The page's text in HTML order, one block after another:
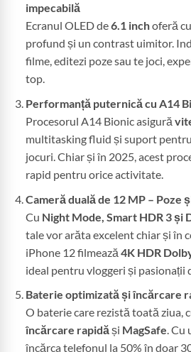
impecabilă
Ecranul OLED de6.1 inchoferă
profund și un contrast uimitor.
filme, editezi poze sau te joci,
top.
Performanță puternică cu A14
Procesorul A14 Bionic asigură
multitasking fluid și suport
jocuri. Chiar și în 2025, acest
rapid pentru orice activitate.
Cameră duală de 12 MP – Poze
Cu Night Mode, Smart HDR 3 și
tale vor arăta excelent chiar și în
iPhone 12 filmează 4K HDR
ideal pentru vloggeri și pasionații
Baterie optimizată și încărcare
O baterie care rezistă toată ziua,
încărcare rapidăși MagSafe. Cu
încărca telefonul la 50% în doar